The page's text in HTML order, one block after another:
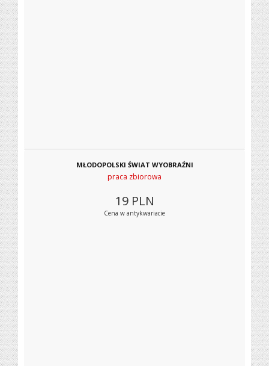
MŁODOPOLSKI ŚWIAT WYOBRAŹNI
praca zbiorowa
19 PLN
Cena w antykwariacie